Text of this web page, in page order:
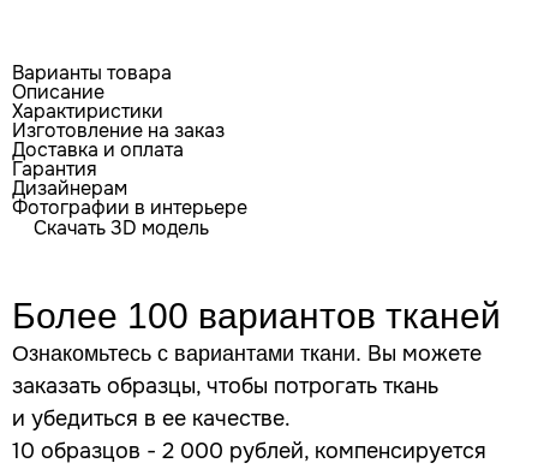
Варианты товара
Описание
Характиристики
Изготовление на заказ
Доставка и оплата
Гарантия
Дизайнерам
Фотографии в интерьере
Скачать 3D модель
Более 100 вариантов тканей
Ознакомьтесь с вариантами ткани. Вы можете
заказать образцы, чтобы потрогать ткань
и убедиться в ее качестве.
10 образцов - 2 000 рублей, компенсируется